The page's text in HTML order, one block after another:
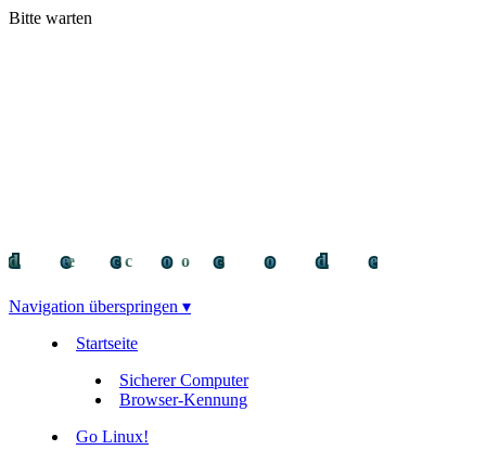
Bitte warten
decocode
decocode
deco
Navigation überspringen ▾
Startseite
Sicherer Computer
Browser-Kennung
Go Linux!